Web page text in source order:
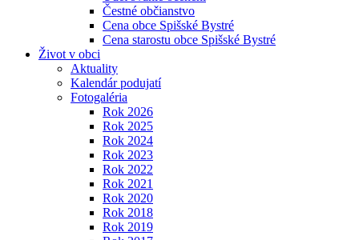
Čestné občianstvo
Cena obce Spišské Bystré
Cena starostu obce Spišské Bystré
Život v obci
Aktuality
Kalendár podujatí
Fotogaléria
Rok 2026
Rok 2025
Rok 2024
Rok 2023
Rok 2022
Rok 2021
Rok 2020
Rok 2018
Rok 2019